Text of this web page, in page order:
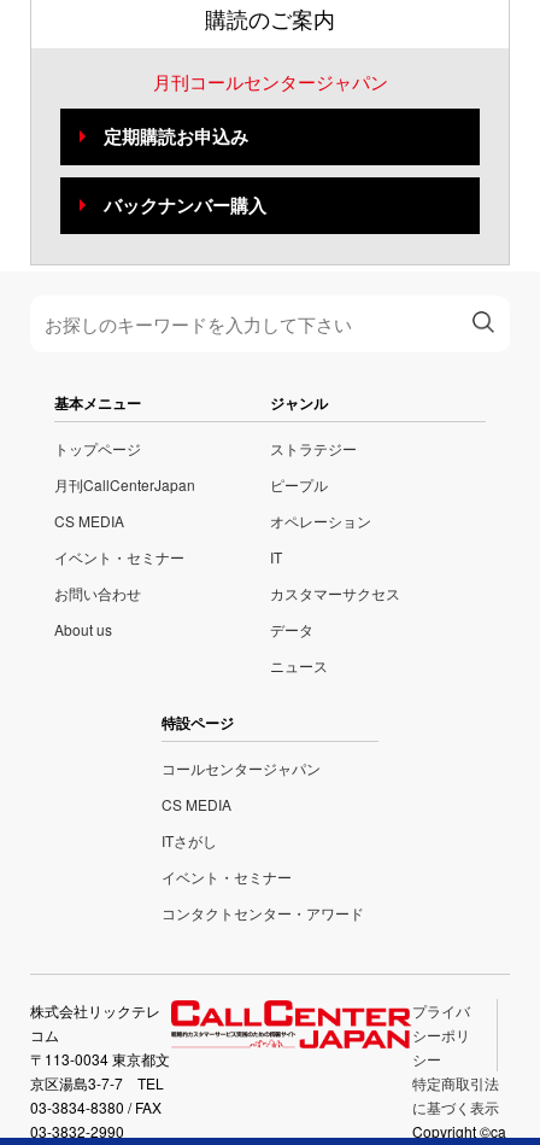
購読のご案内
月刊コールセンタージャパン
定期購読お申込み
バックナンバー購入
基本メニュー
トップページ
月刊CallCenterJapan
CS MEDIA
イベント・セミナー
お問い合わせ
About us
ジャンル
ストラテジー
ピープル
オペレーション
IT
カスタマーサクセス
データ
ニュース
特設ページ
コールセンタージャパン
CS MEDIA
ITさがし
イベント・セミナー
コンタクトセンター・アワード
株式会社リックテレ
コム
〒113-0034 東京都文
京区湯島3-7-7 TEL
03-3834-8380 / FAX
03-3832-2990
プライバ
シーポリ
シー
特定商取引法
に基づく表示
Copyright ©ca